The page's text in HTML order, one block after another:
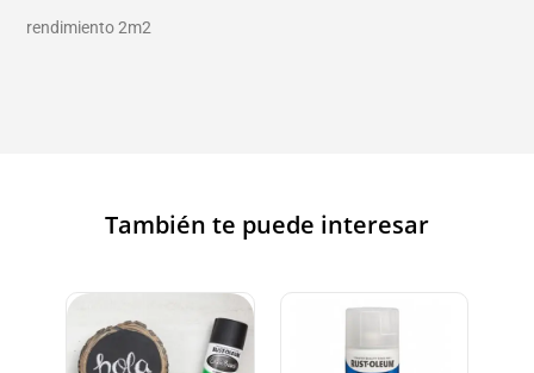
rendimiento 2m2
También te puede interesar